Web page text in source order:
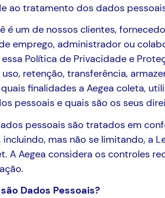
ao tratamento dos dados
é um de nossos clientes,
emprego, administrador ou
essa Política de Privacidade e
uso, retenção, transferência,
finalidades a Aegea coleta,
pessoais e quais são os seus
pessoais são tratados em
incluindo, mas não se limitando, a
A Aegea considera os controles
Dados Pessoais?